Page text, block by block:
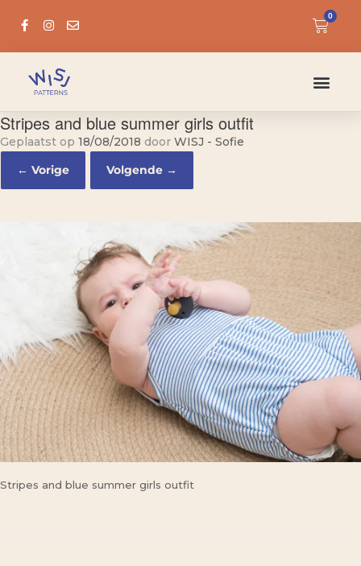
0
Stripes and blue summer girls outfit
Geplaatst op 18/08/2018 door WISJ - Sofie
← Vorige
Volgende →
Stripes and blue summer girls outfit